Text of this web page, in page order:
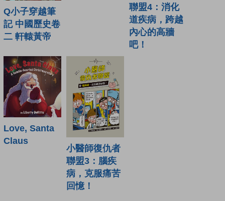
Q小子穿越筆
記 中國歷史卷
二 軒轅黃帝
聯盟4：消化
道疾病，跨越
內心的高牆
吧！
Love, Santa
Claus
小醫師復仇者
聯盟3：腦疾
病，克服痛苦
回憶！